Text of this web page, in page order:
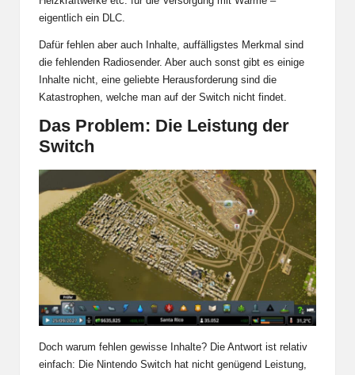
eigentlich ein DLC.
Dafür fehlen aber auch Inhalte, auffälligstes Merkmal sind
die fehlenden Radiosender. Aber auch sonst gibt es einige
Inhalte nicht, eine geliebte Herausforderung sind die
Katastrophen, welche man auf der Switch nicht findet.
Das Problem: Die Leistung der
Switch
Doch warum fehlen gewisse Inhalte? Die Antwort ist relativ
einfach: Die Nintendo Switch hat nicht genügend Leistung,